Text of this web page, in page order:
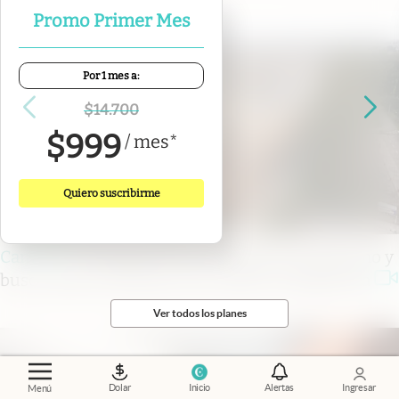
Menú Dolar Inicio Alertas Ingresar
Promo Primer Mes
Por 1 mes a:
$14.700
$999/mes*
Quiero suscribirme
Ver todos los planes
Cambios